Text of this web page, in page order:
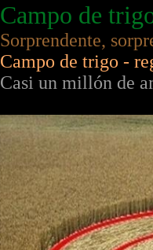
Campo de
Sorprendente,
Campo de trigo -
Casi un millón de